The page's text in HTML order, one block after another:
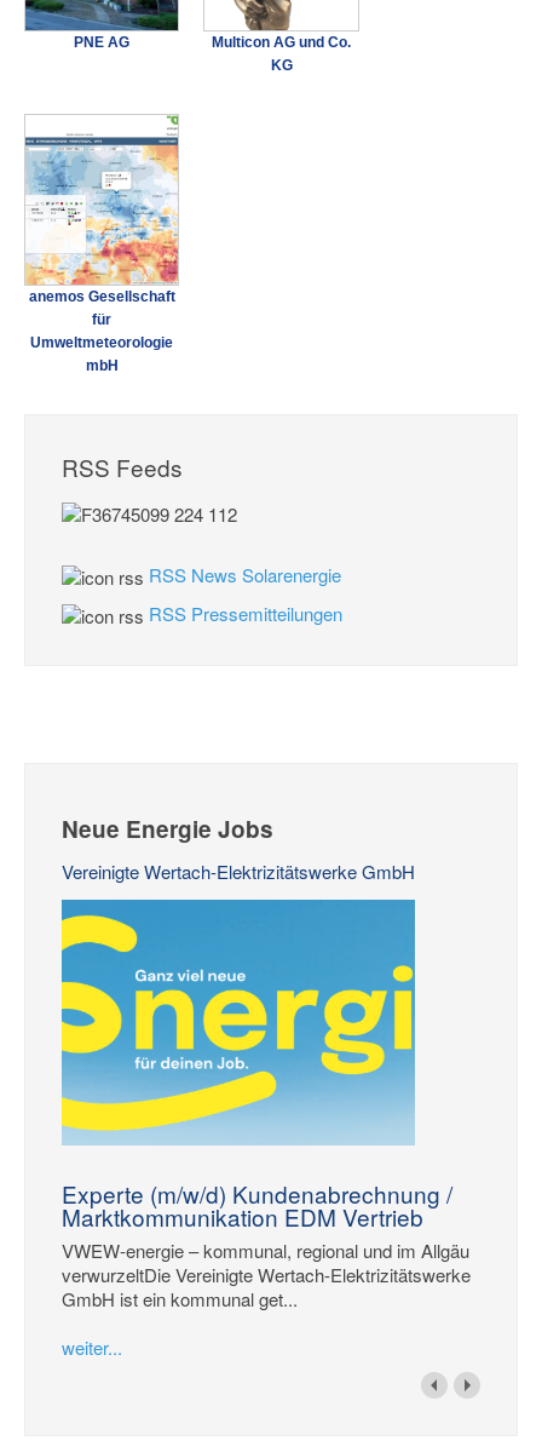
PNE AG
Multicon AG und Co.
KG
anemos Gesellschaft
für
Umweltmeteorologie
mbH
RSS Feeds
RSS News Solarenergie
RSS Pressemitteilungen
Neue Energie Jobs
Vereinigte Wertach-Elektrizitätswerke GmbH
Experte (m/w/d) Kundenabrechnung /
Marktkommunikation EDM Vertrieb
VWEW-energie – kommunal, regional und im Allgäu
verwurzeltDie Vereinigte Wertach-Elektrizitätswerke
GmbH ist ein kommunal get...
weiter...